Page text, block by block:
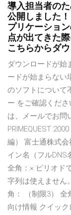
導入担当者の
公開しました
プリケーショ
点が出てきた
こちらからダ
ダウンロードが始
ードが始まらない
のソフトについて
ー をご確認くだ
は、メールでお問
PRIMEQUEST
編） 富士通株式会
イン名（フルDNS
全角：× ピリオド
字列は使えません
角： （制限3） 全
向け情報 クイッ